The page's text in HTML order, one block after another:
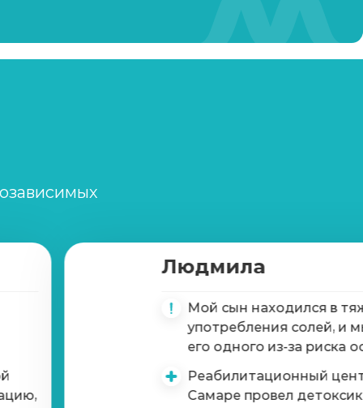
от 1 300 ₽ Записаться
от 3 500 ₽ Записаться
Записаться
Записаться
Людмила
Мой сын находился в
употребления солей, и
его одного из-за риска
Реабилитационный
Самаре провел